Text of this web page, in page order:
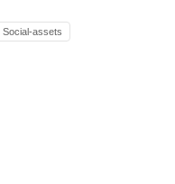
Social-assets